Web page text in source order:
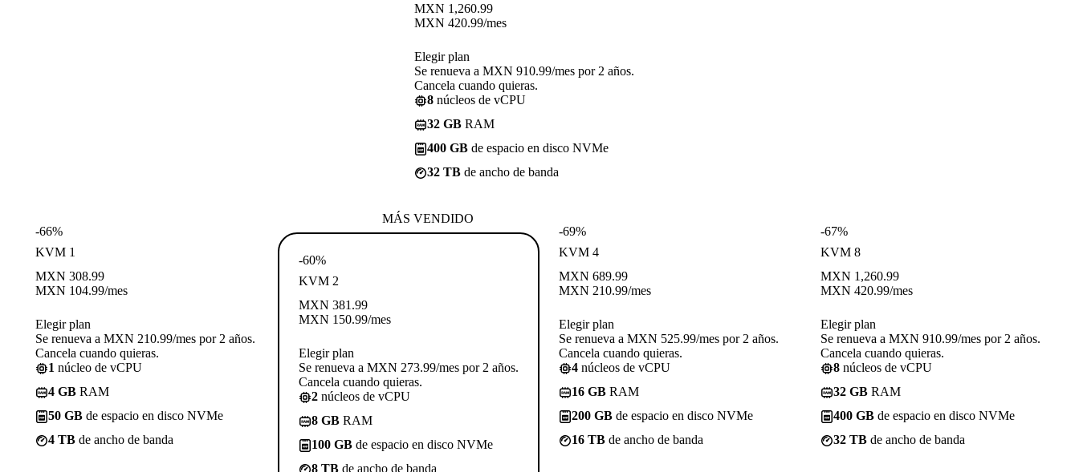
MXN 1,260.99
MXN 420.99/mes
Elegir plan
Se renueva a MXN 910.99/mes por 2 años.
Cancela cuando quieras.
8 núcleos de vCPU
32 GB RAM
400 GB de espacio en disco NVMe
32 TB de ancho de banda
-66%
KVM 1
MXN 308.99
MXN 104.99/mes
Elegir plan
Se renueva a MXN 210.99/mes por 2 años.
Cancela cuando quieras.
1 núcleo de vCPU
4 GB RAM
50 GB de espacio en disco NVMe
4 TB de ancho de banda
MÁS VENDIDO
-60%
KVM 2
MXN 381.99
MXN 150.99/mes
Elegir plan
Se renueva a MXN 273.99/mes por 2 años.
Cancela cuando quieras.
2 núcleos de vCPU
8 GB RAM
100 GB de espacio en disco NVMe
8 TB de ancho de banda
-69%
KVM 4
MXN 689.99
MXN 210.99/mes
Elegir plan
Se renueva a MXN 525.99/mes por 2 años.
Cancela cuando quieras.
4 núcleos de vCPU
16 GB RAM
200 GB de espacio en disco NVMe
16 TB de ancho de banda
-67%
KVM 8
MXN 1,260.99
MXN 420.99/mes
Elegir plan
Se renueva a MXN 910.99/mes por 2 años.
Cancela cuando quieras.
8 núcleos de vCPU
32 GB RAM
400 GB de espacio en disco NVMe
32 TB de ancho de banda